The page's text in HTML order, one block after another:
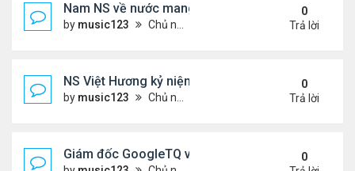
Nam NS về nước mang theo mẹ vợ và con trai
by music123 Chủ nhật Tháng 7 12, 2026 8:43 am
0
Trả lời
NS Việt Hương kỷ niệm 20 năm ngày cưới
by music123 Chủ nhật Tháng 7 12, 2026 8:37 am
0
Trả lời
Giám đốc GoogleTQ về nước làm giáo sư0